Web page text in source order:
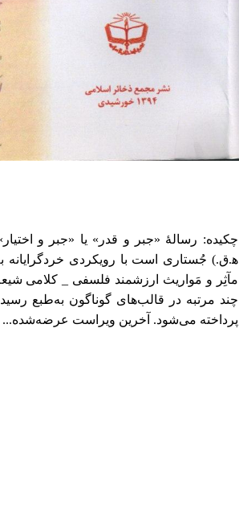
ه‍.ق.) جُستاری است با رویکردی خردگرایانه
مآثِر و مَواریث ارزشمند فلسفی _ کلامی
چند مرتبه در قالب‌های گوناگون به‌طبع
پرداخته می‌شود. آخرین ویراست عرضه‌شده...